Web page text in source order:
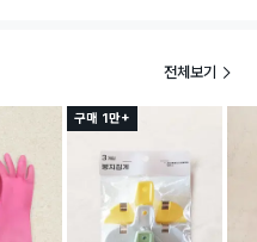
전체보기
구매 1만+